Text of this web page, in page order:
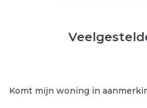
Komt mijn woning in